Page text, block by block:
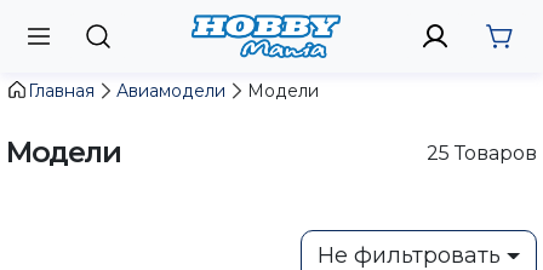
Главная Авиамодели Модели
Модели 25 Товаров
Не фильтровать